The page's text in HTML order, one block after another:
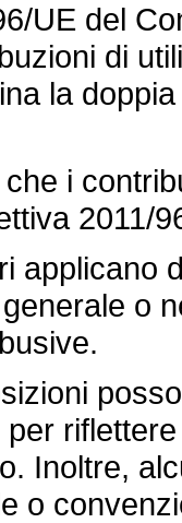
UE del
di
la
i
2011/
applicano
o
Inoltre,
o